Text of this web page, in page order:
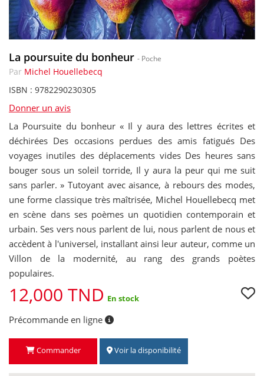
La poursuite du bonheur - Poche
Par Michel Houellebecq
ISBN : 9782290230305
Donner un avis
La Poursuite du bonheur « Il y aura des lettres écrites et
déchirées Des occasions perdues des amis fatigués Des
voyages inutiles des déplacements vides Des heures sans
bouger sous un soleil torride, Il y aura la peur qui me suit
sans parler. » Tutoyant avec aisance, à rebours des modes,
une forme classique très maîtrisée, Michel Houellebecq met
en scène dans ses poèmes un quotidien contemporain et
urbain. Ses vers nous parlent de lui, nous parlent de nous et
accèdent à l'universel, installant ainsi leur auteur, comme un
Villon de la modernité, au rang des grands poètes
populaires.
12,000 TND En stock
Précommande en ligne
Commander Voir la disponibilité